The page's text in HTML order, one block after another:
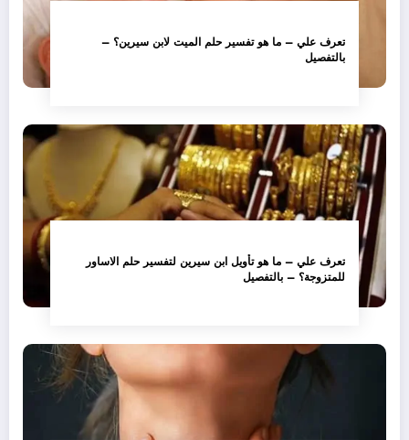
تعرف علي – ما هو تفسير حلم الميت لابن سيرين؟ –
بالتفصيل
تعرف علي – ما هو تأويل ابن سيرين لتفسير حلم الاساور
للمتزوجة؟ – بالتفصيل